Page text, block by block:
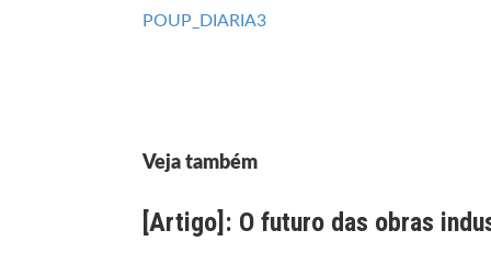
POUP_DIARIA3
Veja também
[Artigo]: O futuro das obras